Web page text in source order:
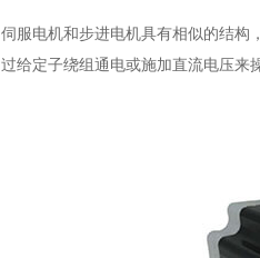
伺服电机和步进电机具有相似的结构
过给定子绕组通电或施加直流电压来